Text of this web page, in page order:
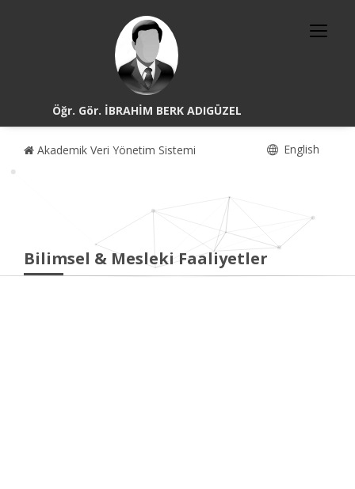
Öğr. Gör. İBRAHİM BERK ADIGÜZEL
Akademik Veri Yönetim Sistemi English
Bilimsel & Mesleki Faaliyetler